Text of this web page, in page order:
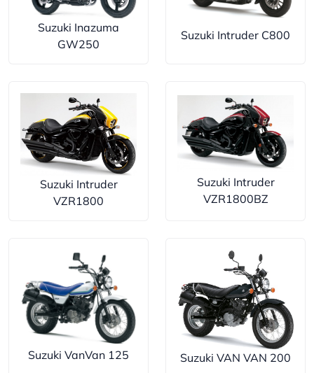
Suzuki Inazuma
GW250
Suzuki Intruder C800
Suzuki Intruder
VZR1800
Suzuki Intruder
VZR1800BZ
Suzuki VanVan 125 Suzuki VAN VAN 200